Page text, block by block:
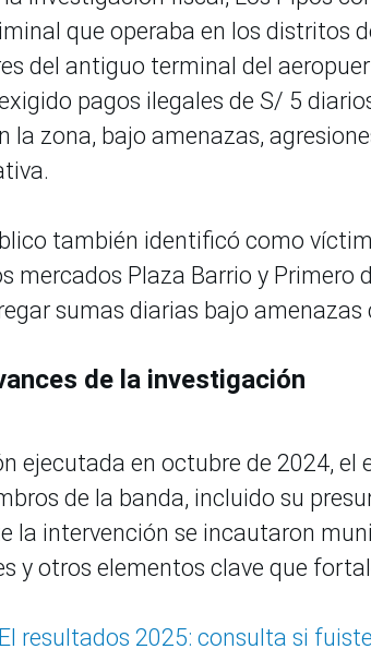
que operaba en los distritos
del antiguo terminal del
pagos ilegales de S/ 5
la zona, bajo amenazas,
también identificó como
mercados Plaza Barrio y Primero
sumas diarias bajo amenazas
de la investigación
ejecutada en octubre de 2024, el
de la banda, incluido su
la intervención se incautaron
y otros elementos clave que
resultados 2025: consulta si